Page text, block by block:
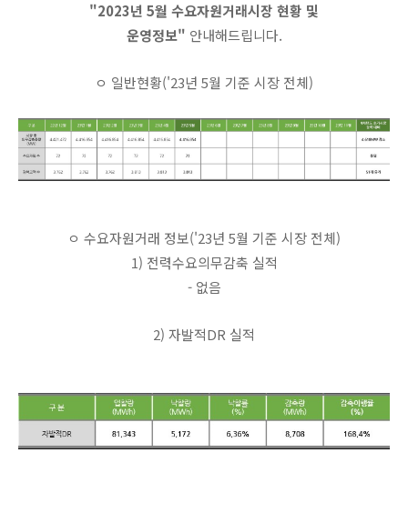
"2023년 5월 수요자원거래시장 현황 및
운영정보" 안내해드립니다.
ㅇ 일반현황('23년 5월 기준 시장 전체)
ㅇ 수요자원거래 정보('23년 5월 기준 시장 전체)
1) 전력수요의무감축 실적
- 없음
2) 자발적DR 실적